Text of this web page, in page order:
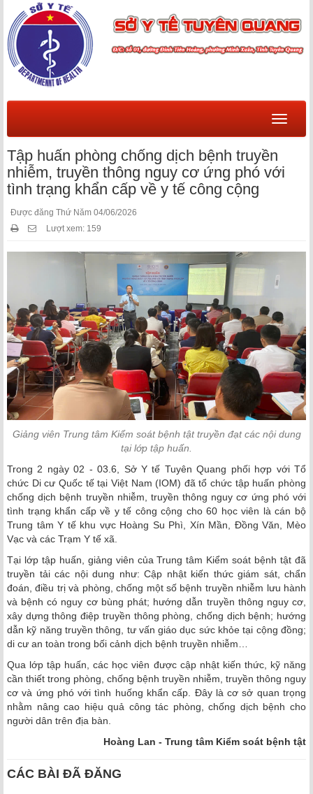
Menu
Tập huấn phòng chống dịch bệnh truyền
nhiễm, truyền thông nguy cơ ứng phó với
tình trạng khẩn cấp về y tế công cộng
Được đăng Thứ Năm 04/06/2026
Lượt xem: 159
Giảng viên Trung tâm Kiểm soát bệnh tật truyền đạt các nội dung
tại lớp tập huấn.
Trong 2 ngày 02 - 03.6, Sở Y tế Tuyên Quang phối hợp với Tổ
chức Di cư Quốc tế tại Việt Nam (IOM) đã tổ chức tập huấn phòng
chống dịch bệnh truyền nhiễm, truyền thông nguy cơ ứng phó với
tình trạng khẩn cấp về y tế công cộng cho 60 học viên là cán bộ
Trung tâm Y tế khu vực Hoàng Su Phì, Xín Mần, Đồng Văn, Mèo
Vạc và các Trạm Y tế xã.
Tại lớp tập huấn, giảng viên của Trung tâm Kiểm soát bệnh tật đã
truyền tải các nội dung như: Cập nhật kiến thức giám sát, chẩn
đoán, điều trị và phòng, chống một số bệnh truyền nhiễm lưu hành
và bệnh có nguy cơ bùng phát; hướng dẫn truyền thông nguy cơ,
xây dựng thông điệp truyền thông phòng, chống dịch bệnh; hướng
dẫn kỹ năng truyền thông, tư vấn giáo dục sức khỏe tại cộng đồng;
di cư an toàn trong bối cảnh dịch bệnh truyền nhiễm…
Qua lớp tập huấn, các học viên được cập nhật kiến thức, kỹ năng
cần thiết trong phòng, chống bệnh truyền nhiễm, truyền thông nguy
cơ và ứng phó với tình huống khẩn cấp. Đây là cơ sở quan trọng
nhằm nâng cao hiệu quả công tác phòng, chống dịch bệnh cho
người dân trên địa bàn.
Hoàng Lan - Trung tâm Kiểm soát bệnh tật
CÁC BÀI ĐÃ ĐĂNG